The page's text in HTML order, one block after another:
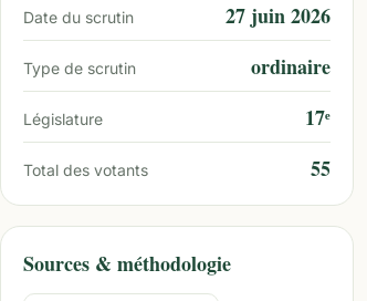
Date du scrutin 27 juin 2026
Type de scrutin ordinaire
Législature 17ᵉ
Total des votants 55
Sources & méthodologie